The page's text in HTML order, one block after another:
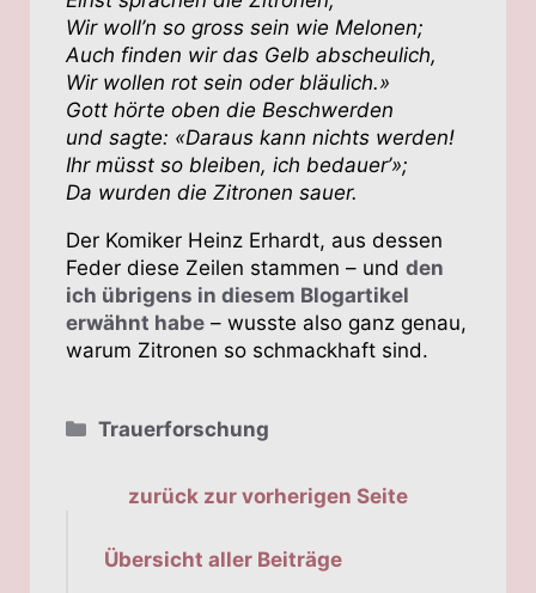
Wir woll’n so gross sein wie Melonen;
Auch finden wir das Gelb abscheulich,
Wir wollen rot sein oder bläulich.»
Gott hörte oben die Beschwerden
und sagte: «Daraus kann nichts werden!
Ihr müsst so bleiben, ich bedauer’»;
Da wurden die Zitronen sauer.
Der Komiker Heinz Erhardt, aus dessen
Feder diese Zeilen stammen – und den
ich übrigens in diesem Blogartikel
erwähnt habe – wusste also ganz genau,
warum Zitronen so schmackhaft sind.
Kategorien
Trauerforschung
zurück zur vorherigen Seite
Übersicht aller Beiträge